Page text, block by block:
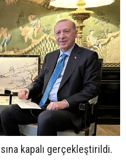
kapalı gerçekleştirildi.